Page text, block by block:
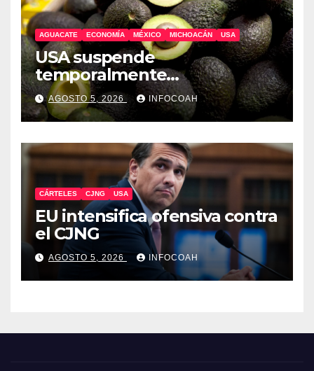
AGUACATE ECONOMÍA MÉXICO MICHOACÁN USA
USA suspende
temporalmente
exportaciones de aguacate
michoacano
AGOSTO 5, 2026 INFOCOAH
CÁRTELES CJNG USA
EU intensifica ofensiva contra
el CJNG
AGOSTO 5, 2026 INFOCOAH